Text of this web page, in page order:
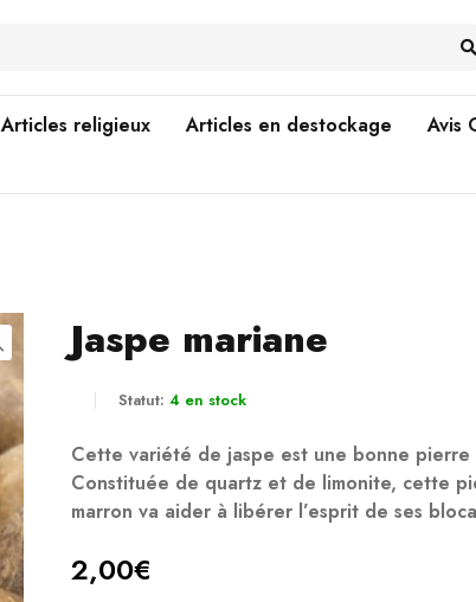
Articles religieux Articles en destockage
Avis
Jaspe mariane
Statut: 4 en stock
Cette variété de jaspe est une bonne pierre
Constituée de quartz et de limonite, cette
marron va aider à libérer l’esprit de ses
2,00€